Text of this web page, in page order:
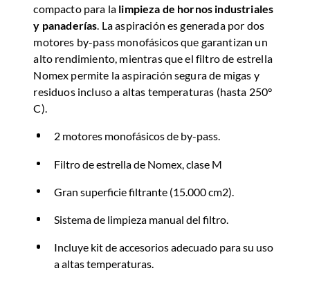
compacto para la limpieza de hornos industriales
y panaderías. La aspiración es generada por dos
motores by-pass monofásicos que garantizan un
alto rendimiento, mientras que el filtro de estrella
Nomex permite la aspiración segura de migas y
residuos incluso a altas temperaturas (hasta 250°
C).
2 motores monofásicos de by-pass.
Filtro de estrella de Nomex, clase M
Gran superficie filtrante (15.000 cm2).
Sistema de limpieza manual del filtro.
Incluye kit de accesorios adecuado para su uso
a altas temperaturas.